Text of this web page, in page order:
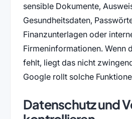
sensible Dokumente,
Gesundheitsdaten,
Finanzunterlagen oder
Firmeninformationen. Wenn
fehlt, liegt das nicht
Google rollt solche
Datenschutz und